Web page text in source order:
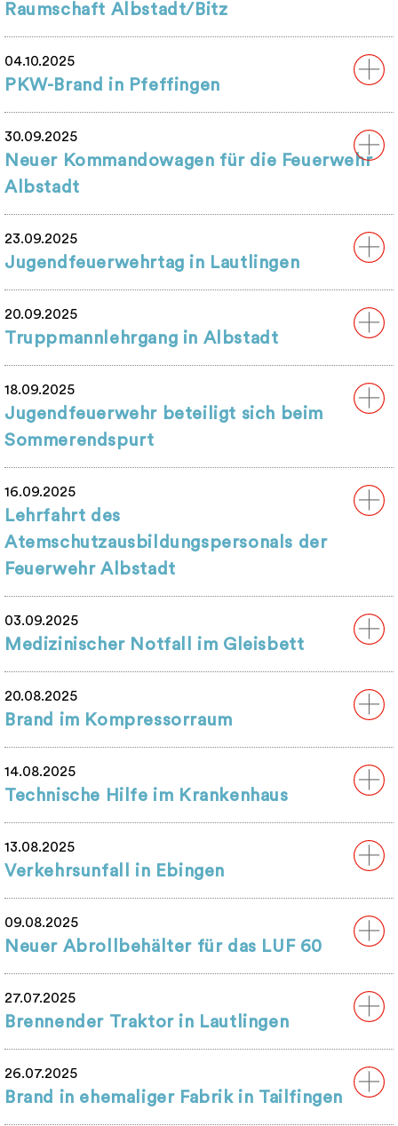
Raumschaft Albstadt/Bitz
04.10.2025
PKW-Brand in Pfeffingen
30.09.2025
Neuer Kommandowagen für die Feuerwehr
Albstadt
23.09.2025
Jugendfeuerwehrtag in Lautlingen
20.09.2025
Truppmannlehrgang in Albstadt
18.09.2025
Jugendfeuerwehr beteiligt sich beim
Sommerendspurt
16.09.2025
Lehrfahrt des
Atemschutzausbildungspersonals der
Feuerwehr Albstadt
03.09.2025
Medizinischer Notfall im Gleisbett
20.08.2025
Brand im Kompressorraum
14.08.2025
Technische Hilfe im Krankenhaus
13.08.2025
Verkehrsunfall in Ebingen
09.08.2025
Neuer Abrollbehälter für das LUF 60
27.07.2025
Brennender Traktor in Lautlingen
26.07.2025
Brand in ehemaliger Fabrik in Tailfingen